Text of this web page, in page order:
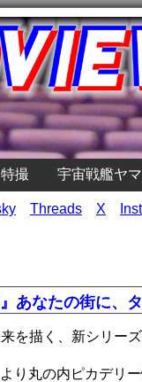
特撮 宇宙戦艦ヤマ
Threads X
』あなたの街に、
を描く、新シリーズ
り丸の内ピカデリ